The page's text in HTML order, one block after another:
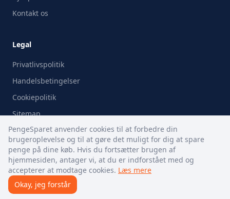
Kontakt os
Legal
Privatlivspolitik
Handelsbetingelser
Cookiepolitik
Sitemap
© 2009-2026PengeSparet.dk. All rights reserved.
PengeSparet anvender cookies til at forbedre din
brugeroplevelse og til at gøre det muligt for dig at spare
penge på dine køb. Hvis du fortsætter brugen af
hjemmesiden, antager vi, at du er indforstået med og
accepterer at modtage cookies. Læs mere
Okay, jeg forstår